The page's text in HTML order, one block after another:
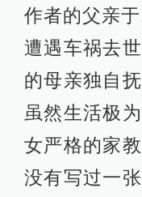
作者的父亲
遭遇车祸去
的母亲独自
虽然生活极
女严格的家
没有写过一